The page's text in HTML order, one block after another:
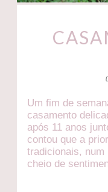
Um fim de
casamento
após 11 anos
contou que a
tradicionais,
cheio de